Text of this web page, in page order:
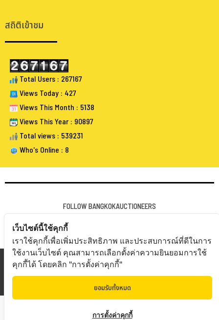
สถิติเข้าชม
Total Users : 267167
Views Today : 427
Views This Month : 5138
Views This Year : 90897
Total views : 539231
Who's Online : 8
FOLLOW BANGKOKAUCTIONEERS
Copyright © 2019 Bangkokauctioneers | Credits
Powered by Bangkokauctioneers
เว็บไซต์นี้ใช้คุกกี้
เราใช้คุกกี้เพื่อเพิ่มประสิทธิภาพ และประสบการณ์ที่ดีในการ
ใช้งานเว็บไซต์ คุณสามารถเลือกตั้งค่าความยินยอมการใช้
คุกกี้ได้ โดยคลิก "การตั้งค่าคุกกี้"
ยอมรับทั้งหมด
การตั้งค่าคุกกี้